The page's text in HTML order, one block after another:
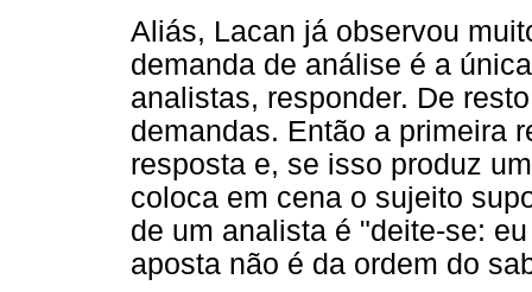
Aliás, Lacan já observou
demanda de análise é a
analistas, responder. De
demandas. Então a primeira
resposta e, se isso produz
coloca em cena o sujeito
de um analista é "deite-se:
aposta não é da ordem do